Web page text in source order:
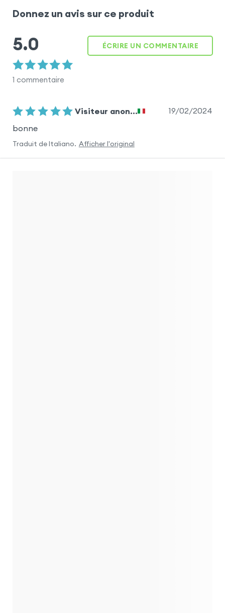
Donnez un avis sur ce produit
5.0
1 commentaire
ÉCRIRE UN COMMENTAIRE
Visiteur anon...
19/02/2024
bonne
Traduit deItaliano. Afficher l'original